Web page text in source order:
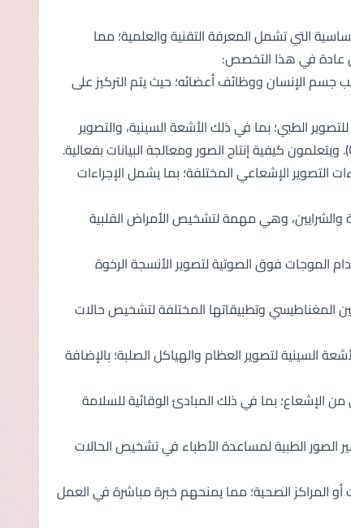
التي تشمل المعرفة التقنية والعلمية؛ مما
عادة في هذا التخصص:
جسم الإنسان ووظائف أعضائه؛ حيث يتم التركيز على
الطبي؛ بما في ذلك الأشعة السينية، والتصوير
التصوير الإشعاعي المختلفة؛ بما يشمل الإجراءات
وهي مهمة لتشخيص الأمراض القلبية
الموجات فوق الصوتية لتصوير الأنسجة الرخوة
المغناطيسي وتطبيقاتها المختلفة لتشخيص حالات
السينية لتصوير العظام والهياكل الصلبة؛ بالإضافة
الإشعاع؛ بما في ذلك المبادئ الوقائية للسلامة
الصور الطبية لمساعدة الأطباء في تشخيص الحالات
المراكز الصحية؛ مما يمنحهم خبرة مباشرة في العمل